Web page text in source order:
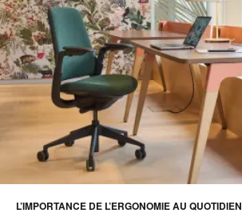
L’IMPORTANCE DE L’ERGONOMIE AU QUOTIDIEN